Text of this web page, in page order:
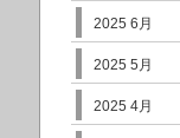
2025 6月
2025 5月
2025 4月